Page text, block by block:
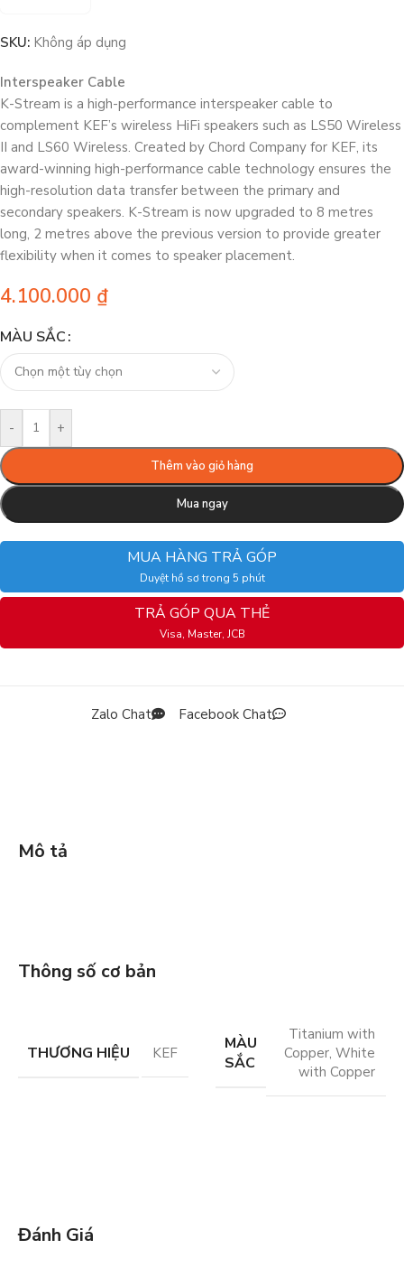
SKU: Không áp dụng
Interspeaker Cable
K-Stream is a high-performance interspeaker cable to
complement KEF’s wireless HiFi speakers such as LS50 Wireless
II and LS60 Wireless. Created by Chord Company for KEF, its
award-winning high-performance cable technology ensures the
high-resolution data transfer between the primary and
secondary speakers. K-Stream is now upgraded to 8 metres
long, 2 metres above the previous version to provide greater
flexibility when it comes to speaker placement.
4.100.000 ₫
MÀU SẮC
- +
Thêm vào giỏ hàng
Mua ngay
MUA HÀNG TRẢ GÓP
Duyệt hồ sơ trong 5 phút
TRẢ GÓP QUA THẺ
Visa, Master, JCB
Zalo Chat Facebook Chat
Mô tả
Thông số cơ bản
THƯƠNG HIỆU KEF
MÀU
SẮC
Titanium with
Copper, White
with Copper
Đánh Giá